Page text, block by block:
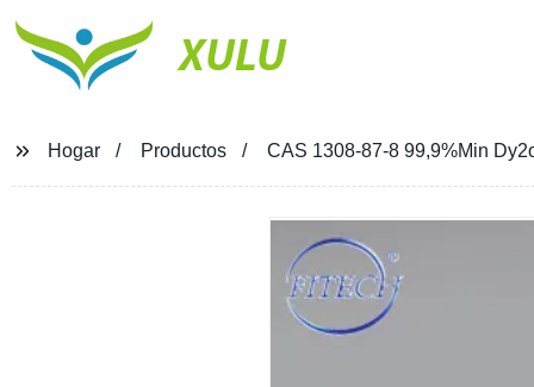
XULU
Hogar Productos CAS 1308-87-8 99,9%Min